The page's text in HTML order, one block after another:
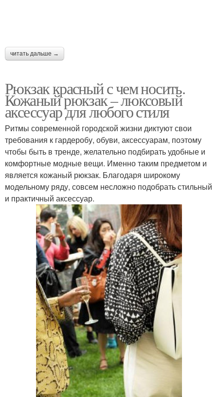
читать дальше →
Рюкзак красный с чем носить.
Кожаный рюкзак – люксовый
аксессуар для любого стиля
Ритмы современной городской жизни диктуют свои
требования к гардеробу, обуви, аксессуарам, поэтому
чтобы быть в тренде, желательно подбирать удобные и
комфортные модные вещи. Именно таким предметом и
является кожаный рюкзак. Благодаря широкому
модельному ряду, совсем несложно подобрать стильный
и практичный аксессуар.